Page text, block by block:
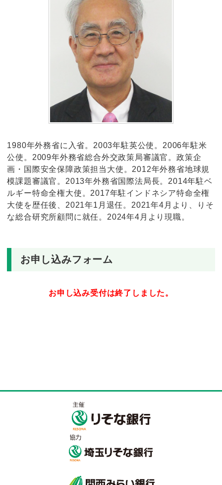
1980年外務省に入省。2003年駐英公使。2006年駐米
公使。2009年外務省総合外交政策局審議官。政策企
画・国際安全保障政策担当大使。2012年外務省地球規
模課題審議官。2013年外務省国際法局長。2014年駐ベ
ルギー特命全権大使。2017年駐インドネシア特命全権
大使を歴任後、2021年1月退任。2021年4月より、りそ
な総合研究所顧問に就任。2024年4月より現職。
お申し込みフォーム
お申し込み受付は終了しました。